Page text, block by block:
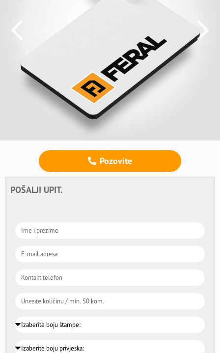
Pozovite
POŠALJI UPIT.